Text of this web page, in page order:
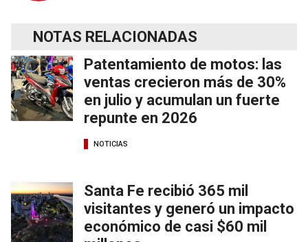
NOTAS RELACIONADAS
Patentamiento de motos: las
ventas crecieron más de 30%
en julio y acumulan un fuerte
repunte en 2026
NOTICIAS
Santa Fe recibió 365 mil
visitantes y generó un impacto
económico de casi $60 mil